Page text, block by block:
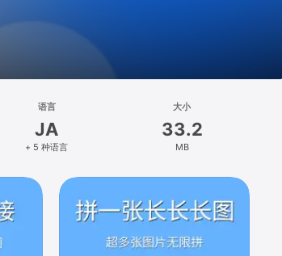
语言
JA
+ 5 种语言
大小
33.2
MB